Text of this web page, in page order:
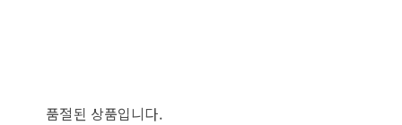
품절된 상품입니다.